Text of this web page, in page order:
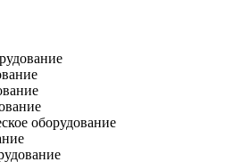
оборудование